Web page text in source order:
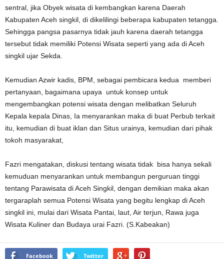
sentral, jika Obyek wisata di kembangkan karena Daerah
Kabupaten Aceh singkil, di dikelilingi beberapa kabupaten tetangga.
Sehingga pangsa pasarnya tidak jauh karena daerah tetangga
tersebut tidak memiliki Potensi Wisata seperti yang ada di Aceh
singkil ujar Sekda.
Kemudian Azwir kadis, BPM, sebagai pembicara kedua memberi
pertanyaan, bagaimana upaya untuk konsep untuk
mengembangkan potensi wisata dengan melibatkan Seluruh
Kepala kepala Dinas, Ia menyarankan maka di buat Perbub terkait
itu, kemudian di buat iklan dan Situs urainya, kemudian dari pihak
tokoh masyarakat,
Fazri mengatakan, diskusi tentang wisata tidak bisa hanya sekali
kemuduan menyarankan untuk membangun perguruan tinggi
tentang Parawisata di Aceh Singkil, dengan demikian maka akan
tergaraplah semua Potensi Wisata yang begitu lengkap di Aceh
singkil ini, mulai dari Wisata Pantai, laut, Air terjun, Rawa juga
Wisata Kuliner dan Budaya urai Fazri. (S.Kabeakan)
Facebook Twitter